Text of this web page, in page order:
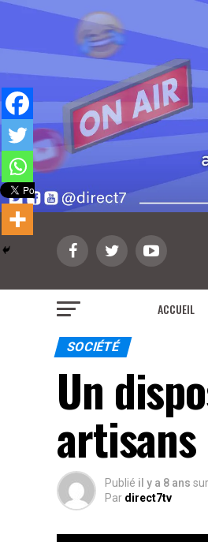
ACCUEIL
SOCIÉTÉ
Un
artisans
Publié il y a 8 ans sur
Par direct7tv